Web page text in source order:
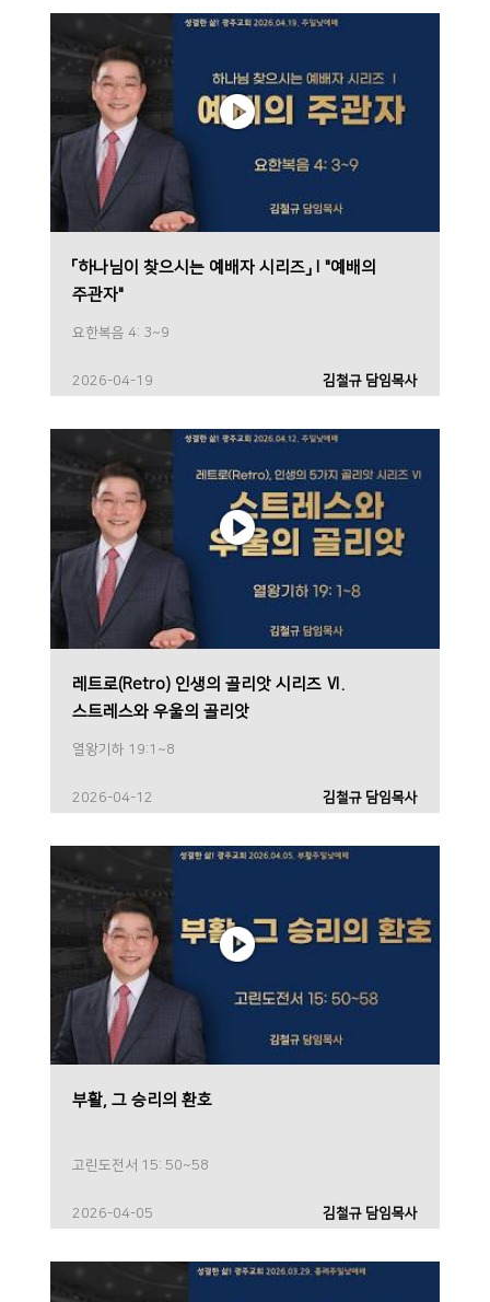
「하나님이 찾으시는 예배자 시리즈」Ⅰ"예배의
주관자"
요한복음 4: 3~9
2026-04-19 김철규 담임목사
레트로(Retro) 인생의 골리앗 시리즈 Ⅵ.
스트레스와 우울의 골리앗
열왕기하 19:1~8
2026-04-12 김철규 담임목사
부활, 그 승리의 환호
고린도전서 15: 50~58
2026-04-05 김철규 담임목사